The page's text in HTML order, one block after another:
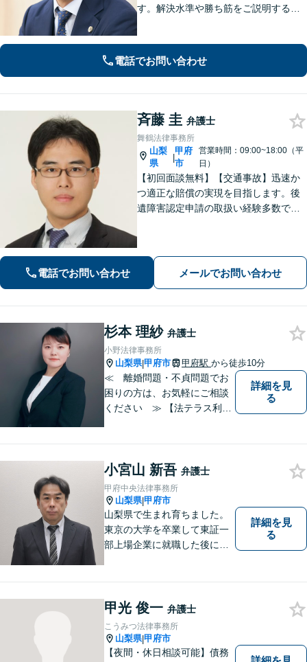
す。解決水準や勝ち筋をご説明する際
も、ぜひご相談ください。
電話でお問い合わせ
斉藤 圭 弁護士
舞鶴法律事務所
山梨
県
|
甲府
市
営業時間：09:00~18:00（平
日）
【初回面談無料】【交通事故】迅速か
つ適正な賠償の実現を目指します。後
遺障害認定申請の取扱い経験多数で
お、個室での相談対応も可能です。
電話でお問い合わせ メールでお問い合わせ
杉本 理紗 弁護士
小野法律事務所
山梨県|甲府市 甲府駅 から徒歩10分
≪ 離婚問題・不貞問題でお
困りの方は、お気軽にご相談
ください ≫ 【法テラス利用
護士には、守秘義務がありま
すので、ご安心してご相談を
いただければと思います。
詳細を見
る
小宮山 新吾 弁護士
甲府中央法律事務所
山梨県|甲府市
山梨県で生まれ育ちました。
東京の大学を卒業して東証一
部上場企業に就職した後に司
に弁護士登録した後は、山梨
県内を中心に様々な案件を取
り扱ってきました。
詳細を見
る
甲光 俊一 弁護士
こうみつ法律事務所
山梨県|甲府市
【夜間・休日相談可能】債務